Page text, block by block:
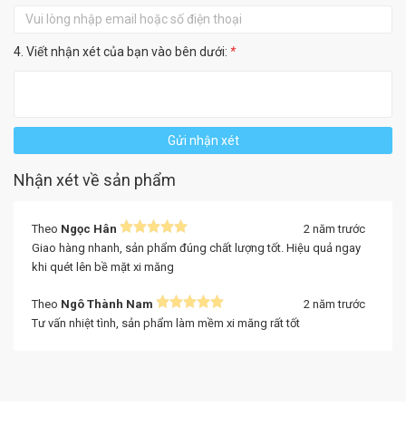
4. Viết nhận xét của bạn vào bên dưới: *
Gửi nhận xét
Nhận xét về sản phẩm
Theo Ngọc Hân
2 năm trước
Giao hàng nhanh, sản phẩm đúng chất lượng tốt. Hiệu quả ngay
khi quét lên bề mặt xi măng
Theo Ngô Thành Nam
2 năm trước
Tư vấn nhiệt tình, sản phẩm làm mềm xi măng rất tốt